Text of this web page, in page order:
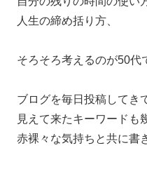
人生の締め括り方、
そろそろ考えるのが50代
ブログを毎日投稿してき
見えて来たキーワードも
赤裸々な気持ちと共に書